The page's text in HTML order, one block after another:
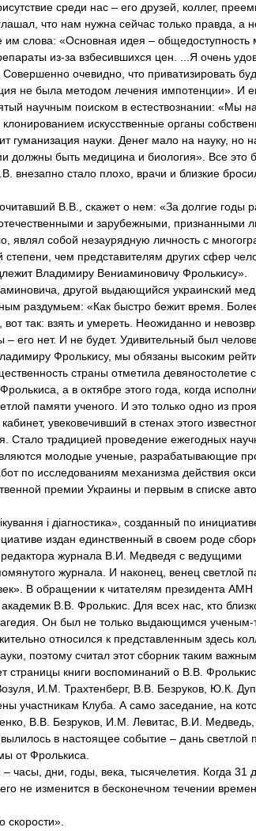
среди нас – его друзей, коллег,
что нам нужна сейчас только правда, а
слова: «Основная идея – общедоступность
из-за взбесившихся цен. ...Я очень
очевидно, что приватизировать
не была методом лечения импотенции». И
научным поиском в естествознании: «Мы
искусственные органы
гуманизация науки. Денег мало на науку, но
должны быть медицина и биология». Все это
внезапно стало плохо, врачи и близкие
В.В., скажет о нем: «За долгие годы
и зарубежными, признанными
являл собой незаурядную личность с
чем представителям других сфер
Владимиру Вениаминовичу Фролькису».
другой выдающийся украинский
раздумьем: «Как быстро бежит время.
так: взять и умереть. Неожиданно и
его нет. И не будет. Удивительный был
Фролькису, мы обязаны высоким
страны отметила девяностолетие
а в октябре этого года, когда
памяти ученого. И это только одно из
увековечивший в стенах этого
Стало традицией проведение ежегодных
молодые ученые, разрабатывающие
по исследованиям механизма действия
премии Украины и первым в списке
і діагностика», созданный по
издан единственный в своем роде
редактора журнала В.И. Медведя с ведущими
журнала. И наконец, венец светлой
В обращении к читателям президента АМН
В.В. Фролькис. Для всех нас, кто
Он был не только выдающимся ученым-
относился к представленным здесь
поэтому считал этот сборник таким
страницы книги воспоминаний о В.В.
И.М. Трахтенберг, В.В. Безруков, Ю.К.
участникам Клуба. А само заседание, на
В.В. Безруков, И.М. Левитас, В.И.
в настоящее событие – дань светлой
от Фролькиса.
часы, дни, годы, века, тысячелетия. Когда 31
не изменится в бесконечном течении